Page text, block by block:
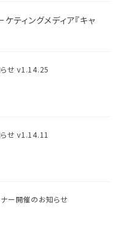
ティングメディア『キャ
らせ v1.14.25
せ v1.14.11
ー開催のお知らせ